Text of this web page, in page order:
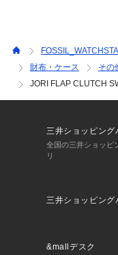
財布・ケース
その
JORI FLAP CLUTCH
三井ショッピング
全国の三井ショッピ
リ
三井ショッピング
&mallデスク